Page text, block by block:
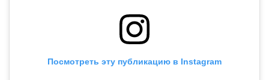
Посмотреть эту публикацию в Instagram